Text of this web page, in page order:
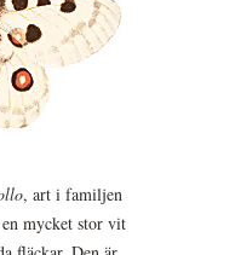
, art i familjen
mycket stor vit